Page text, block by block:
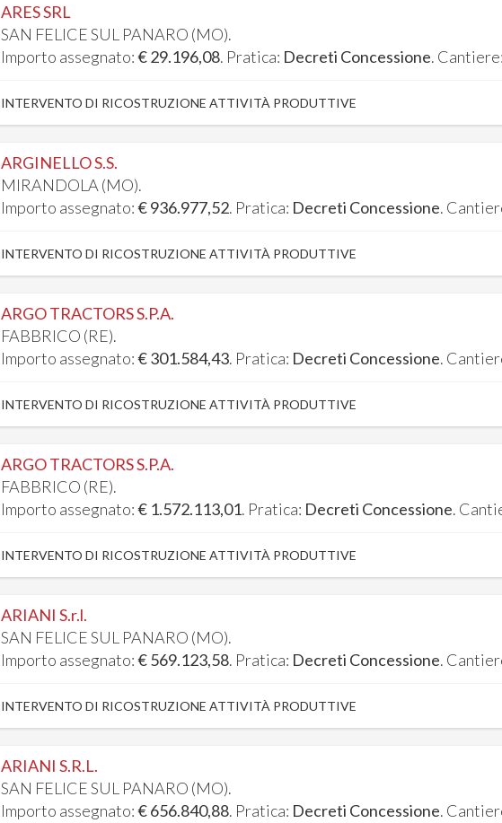
ARES SRL
SAN FELICE SUL PANARO (MO).
Importo assegnato:€ 29.196,08. Pratica: Decreti Concessione. Cantiere:
INTERVENTO DI RICOSTRUZIONE ATTIVITÀ PRODUTTIVE
ARGINELLO S.S.
MIRANDOLA (MO).
Importo assegnato:€ 936.977,52. Pratica: Decreti Concessione.
INTERVENTO DI RICOSTRUZIONE ATTIVITÀ PRODUTTIVE
ARGO TRACTORS S.P.A.
FABBRICO (RE).
Importo assegnato:€ 301.584,43. Pratica: Decreti Concessione.
INTERVENTO DI RICOSTRUZIONE ATTIVITÀ PRODUTTIVE
ARGO TRACTORS S.P.A.
FABBRICO (RE).
Importo assegnato:€ 1.572.113,01. Pratica: Decreti Concessione.
INTERVENTO DI RICOSTRUZIONE ATTIVITÀ PRODUTTIVE
ARIANI S.r.l.
SAN FELICE SUL PANARO (MO).
Importo assegnato:€ 569.123,58. Pratica: Decreti Concessione.
INTERVENTO DI RICOSTRUZIONE ATTIVITÀ PRODUTTIVE
ARIANI S.R.L.
SAN FELICE SUL PANARO (MO).
Importo assegnato:€ 656.840,88. Pratica: Decreti Concessione.